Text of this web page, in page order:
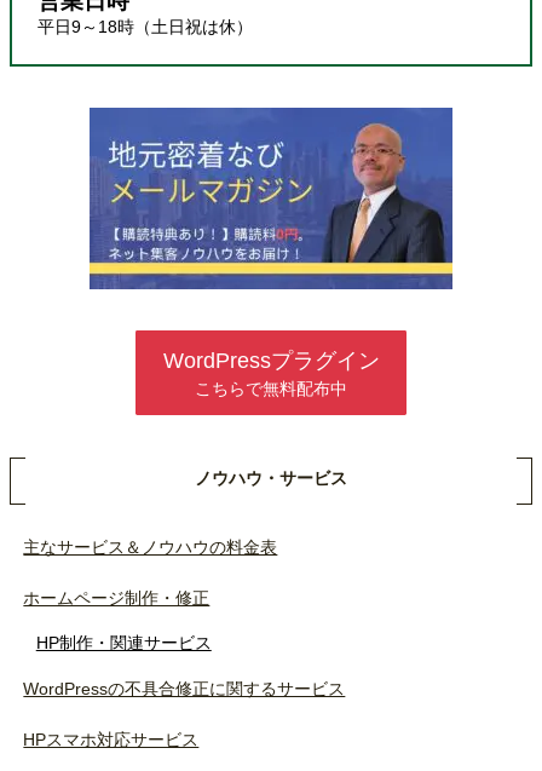
平日9～18時（土日祝は休）
WordPressプラグイン
こちらで無料配布中
ノウハウ・サービス
主なサービス＆ノウハウの料金表
ホームページ制作・修正
HP制作・関連サービス
WordPressの不具合修正に関するサービス
HPスマホ対応サービス